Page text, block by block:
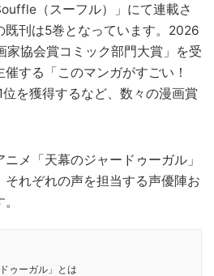
（スーフル）」にて連載さ
既刊は5巻となっています。2026
家協会賞コミック部門大賞」を受
する「このマンガがすごい！
を獲得するなど、数々の漫画賞
メ「天幕のジャードゥーガル」
れぞれの声を担当する声優陣お
ゥーガル」とは